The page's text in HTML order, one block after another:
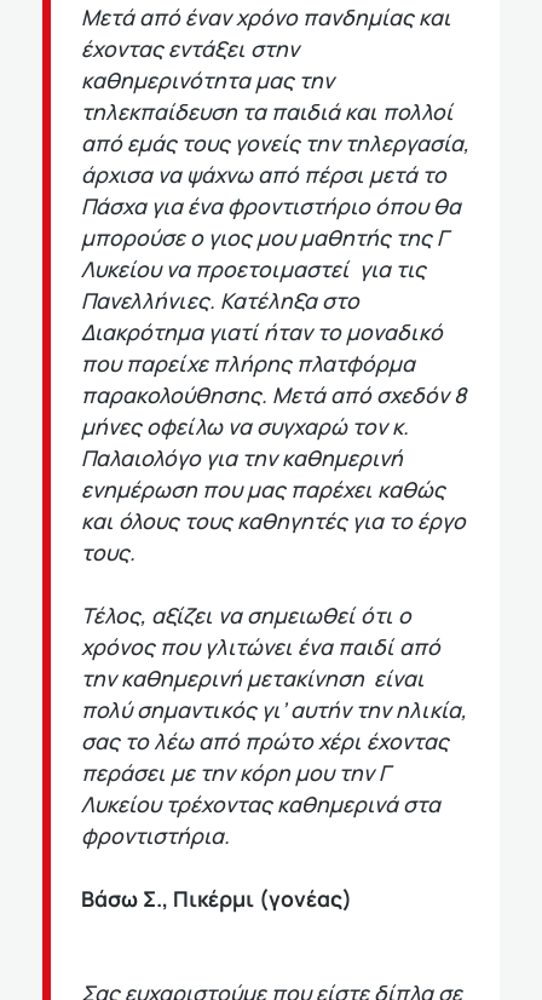
Μετά από έναν χρόνο πανδημίας και
έχοντας εντάξει στην
καθημερινότητα μας την
τηλεκπαίδευση τα παιδιά και πολλοί
από εμάς τους γονείς την τηλεργασία,
άρχισα να ψάχνω από πέρσι μετά το
Πάσχα για ένα φροντιστήριο όπου θα
μπορούσε ο γιος μου μαθητής της Γ
Λυκείου να προετοιμαστεί για τις
Πανελλήνιες. Κατέληξα στο
Διακρότημα γιατί ήταν το μοναδικό
που παρείχε πλήρης πλατφόρμα
παρακολούθησης. Μετά από σχεδόν 8
μήνες οφείλω να συγχαρώ τον κ.
Παλαιολόγο για την καθημερινή
ενημέρωση που μας παρέχει καθώς
και όλους τους καθηγητές για το έργο
τους.
Τέλος, αξίζει να σημειωθεί ότι ο
χρόνος που γλιτώνει ένα παιδί από
την καθημερινή μετακίνηση είναι
πολύ σημαντικός γι’ αυτήν την ηλικία,
σας το λέω από πρώτο χέρι έχοντας
περάσει με την κόρη μου την Γ
Λυκείου τρέχοντας καθημερινά στα
φροντιστήρια.
Βάσω Σ., Πικέρμι (γονέας)
Σας ευχαριστούμε που είστε δίπλα σε